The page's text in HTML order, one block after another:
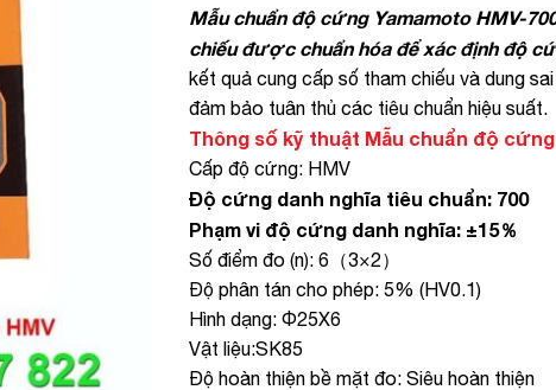
Mẫu chuẩn độ cứng Yamamoto HMV-
chiếu được chuẩn hóa để xác định độ
kết quả cung cấp số tham chiếu và dung
đảm bảo tuân thủ các tiêu chuẩn hiệu suất.
Thông số kỹ thuật Mẫu chuẩn độ cứng
Cấp độ cứng: HMV
Độ cứng danh nghĩa tiêu chuẩn: 700
Phạm vi độ cứng danh nghĩa: ±15％
Số điểm đo (n): 6（3×2）
Độ phân tán cho phép: 5% (HV0.1)
Hình dạng: Φ25X6
Vật liệu:SK85
Độ hoàn thiện bề mặt đo: Siêu hoàn thiện